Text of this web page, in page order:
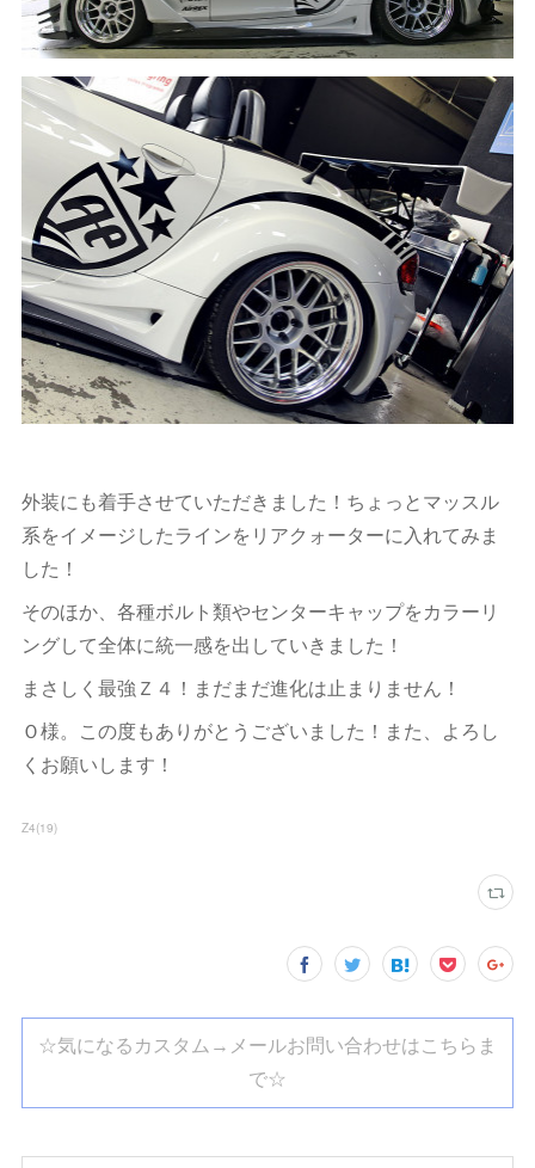
外装にも着手させていただきました！ちょっとマッスル
系をイメージしたラインをリアクォーターに入れてみま
した！
そのほか、各種ボルト類やセンターキャップをカラーリ
ングして全体に統一感を出していきました！
まさしく最強Ｚ４！まだまだ進化は止まりません！
Ｏ様。この度もありがとうございました！また、よろし
くお願いします！
Z4(19)
☆気になるカスタム→メールお問い合わせはこちらま
で☆